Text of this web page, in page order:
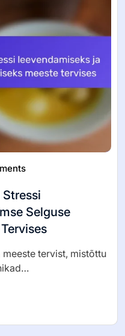
Selguse
tervist, mistõttu